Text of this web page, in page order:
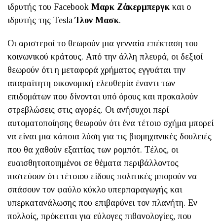
ιδρυτής του Facebook Μαρκ Ζάκερμπεργκ και ο
ιδρυτής της TeslaΊλον Μασκ.
Οι αριστεροί το θεωρούν μια γενναία επέκταση του
κοινωνικού κράτους. Από την άλλη πλευρά, οι δεξιοί
θεωρούν ότι η μεταφορά χρήματος εγγυάται την
απαραίτητη οικονομική ελευθερία έναντι των
επιδομάτων που δίνονται υπό όρους και προκαλούν
στρεβλώσεις στις αγορές. Οι ανήσυχοι περί
αυτοματοποίησης θεωρούν ότι ένα τέτοιο σχήμα μπορεί
να είναι μια κάποια λύση για τις βιομηχανικές δουλειές
που θα χαθούν εξαιτίας των ρομπότ. Τέλος, οι
ευαισθητοποιημένοι σε θέματα περιβάλλοντος
πιστεύουν ότι τέτοιου είδους πολιτικές μπορούν να
σπάσουν τον φαύλο κύκλο υπερπαραγωγής και
υπερκατανάλωσης που επιβαρύνει τον πλανήτη. Εν
πολλοίς, πρόκειται για εύλογες πιθανολογίες, που